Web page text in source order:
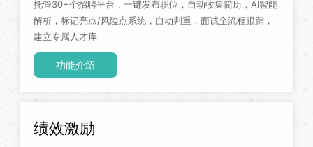
托管30+个招聘平台，一键发布职位，自动收集简历，AI智能
解析，标记亮点/风险点系统，自动判重，面试全流程跟踪，
建立专属人才库
功能介绍
绩效激励